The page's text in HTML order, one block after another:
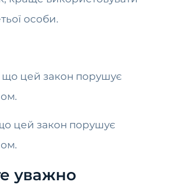
особи.
цей закон порушує
цей закон порушує
уважно